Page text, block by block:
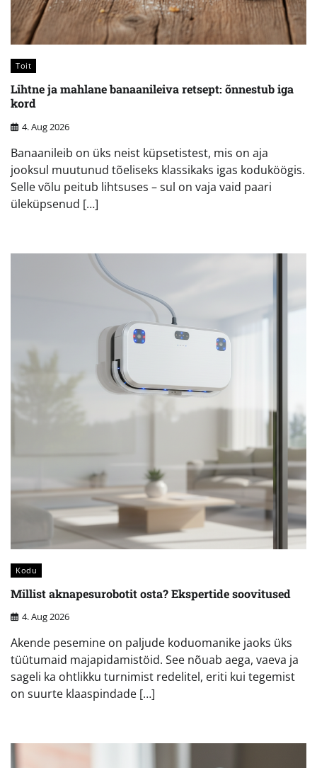
Toit
Lihtne ja mahlane banaanileiva retsept: õnnestub iga
kord
4. Aug 2026
Banaanileib on üks neist küpsetistest, mis on aja
jooksul muutunud tõeliseks klassikaks igas koduköögis.
Selle võlu peitub lihtsuses – sul on vaja vaid paari
üleküpsenud […]
Kodu
Millist aknapesurobotit osta? Ekspertide soovitused
4. Aug 2026
Akende pesemine on paljude koduomanike jaoks üks
tüütumaid majapidamistöid. See nõuab aega, vaeva ja
sageli ka ohtlikku turnimist redelitel, eriti kui tegemist
on suurte klaaspindade […]